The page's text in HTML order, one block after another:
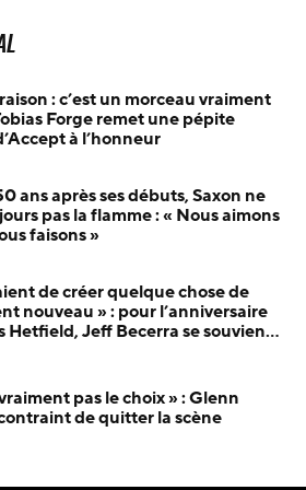
: c’est un morceau vraiment
Forge remet une pépite
à l’honneur
ans après ses débuts, Saxon ne
pas la flamme : « Nous aimons
faisons »
de créer quelque chose de
nouveau » : pour l’anniversaire
Hetfield, Jeff Becerra se souvient
pas le choix » : Glenn
de quitter la scène